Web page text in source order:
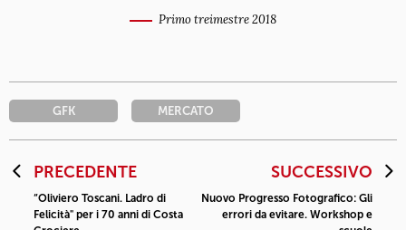
Primo treimestre 2018
GFK MERCATO
PRECEDENTE
“Oliviero Toscani. Ladro di
Felicità" per i 70 anni di Costa
SUCCESSIVO
Nuovo Progresso Fotografico: Gli
errori da evitare. Workshop e